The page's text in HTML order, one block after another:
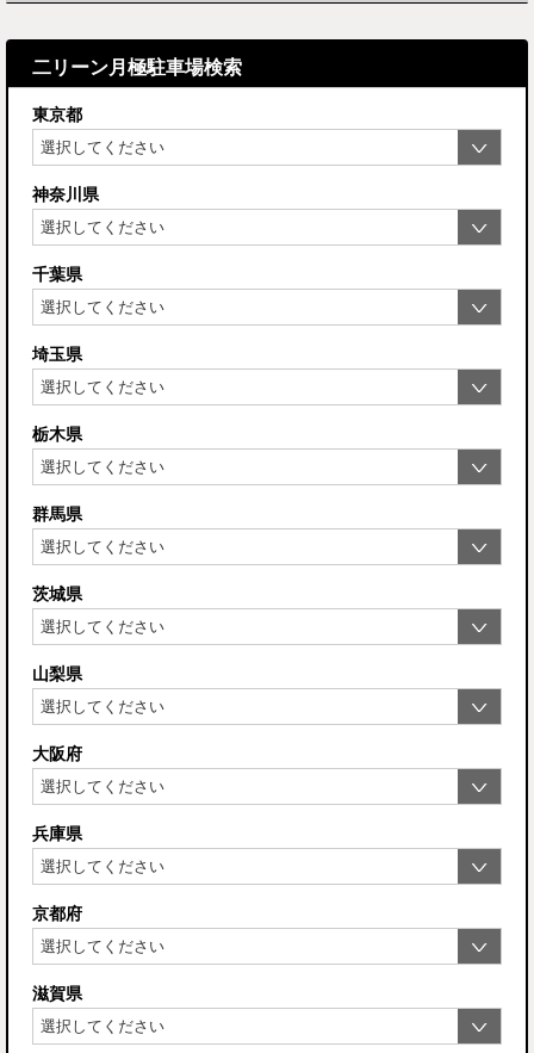
二リーン月極駐車場検索
東京都
神奈川県
千葉県
埼玉県
栃木県
群馬県
茨城県
山梨県
大阪府
兵庫県
京都府
滋賀県